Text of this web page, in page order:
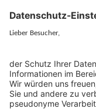
Services
EU-Vertreter
Künstliche Intelligenz
KI und Datenschutz
Hinweisgebersystem mit